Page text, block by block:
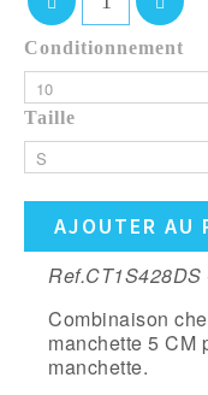
Conditionnement
Taille
AJOUTER AU
Combinaison
manchette 5 CM
manchette.